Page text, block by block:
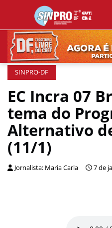
SINPRO-DF
EC Incra 07
tema do
Alternativo
(11/1)
Jornalista: Maria Carla 7 de